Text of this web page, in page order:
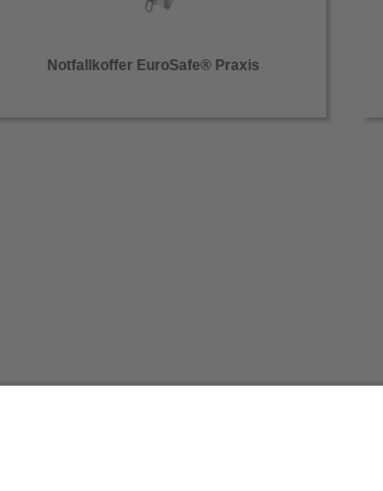
Notfallkoffer EuroSafe® Praxis